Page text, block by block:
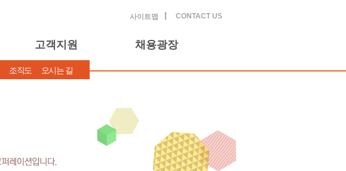
사이트맵 CONTACT US
고객지원 채용광장
조직도 오시는 길